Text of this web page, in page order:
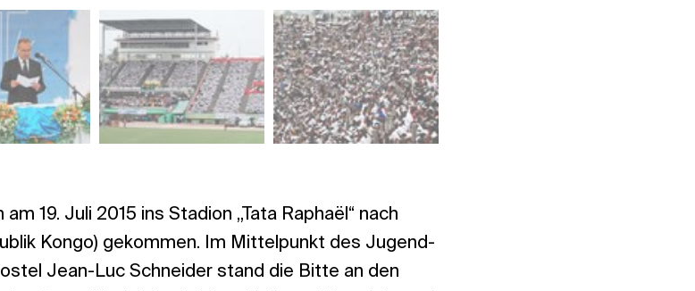
19. Juli 2015 ins Stadion „Tata Raphaël“ nach
Kongo) gekommen. Im Mittelpunkt des Jugend-
Jean-Luc Schneider stand die Bitte an den